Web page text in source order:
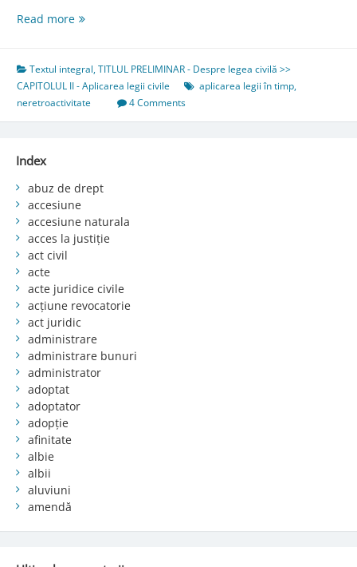
Read moreArt.
în
timp
a
legii
Textul integral,TITLUL PRELIMINAR - Despre legea civilă >>
CAPITOLUL II - Aplicarea legii civile
aplicarea legii în timp,
neretroactivitate
4 Comments
Index
abuz de drept
accesiune
accesiune naturala
acces la justiție
act civil
acte
acte juridice civile
acțiune revocatorie
act juridic
administrare
administrare bunuri
administrator
adoptat
adoptator
adopție
afinitate
albie
albii
aluviuni
amendă